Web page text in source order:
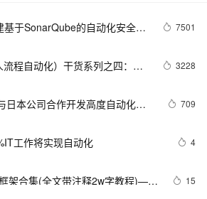
基于SonarQube的自动化安全代
7501
流程自动化）干货系列之四：阿
3228
日本公司合作开发高度自动化驾
709
工作将实现自动化 4
架合集(全文带注释2w字教程)——
15